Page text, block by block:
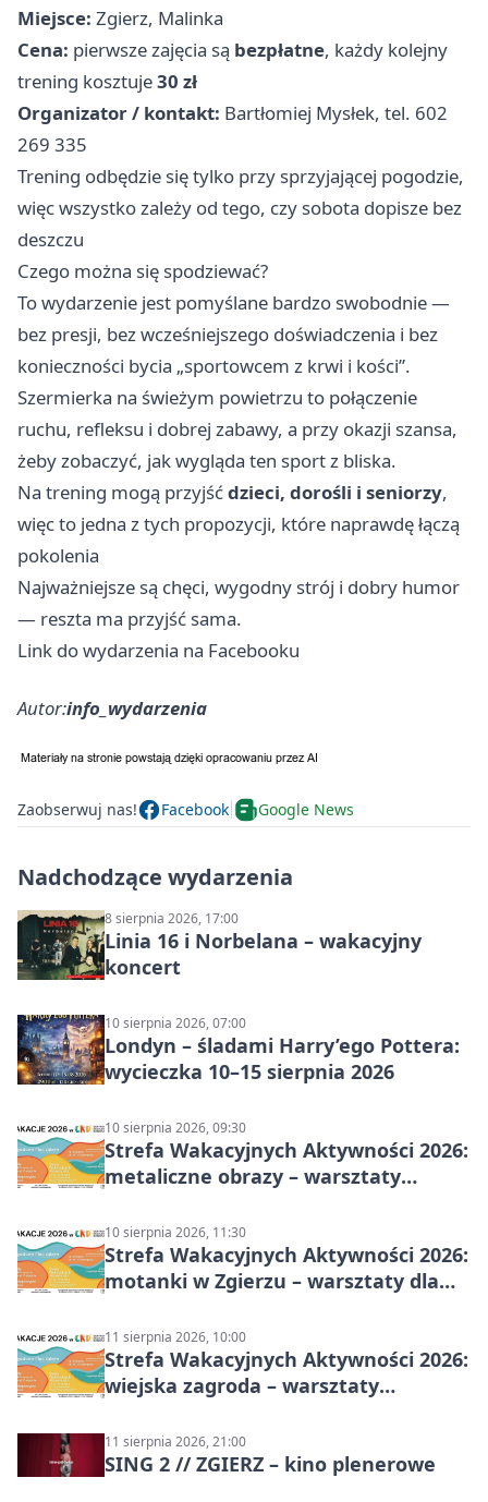
Miejsce: Zgierz, Malinka
Cena: pierwsze zajęcia są bezpłatne, każdy kolejny
trening kosztuje30 zł
Organizator / kontakt: Bartłomiej Mysłek, tel. 602
269 335
Trening odbędzie się tylko przy sprzyjającej pogodzie,
więc wszystko zależy od tego, czy sobota dopisze bez
deszczu
Czego można się spodziewać?
To wydarzenie jest pomyślane bardzo swobodnie —
bez presji, bez wcześniejszego doświadczenia i bez
konieczności bycia „sportowcem z krwi i kości”.
Szermierka na świeżym powietrzu to połączenie
ruchu, refleksu i dobrej zabawy, a przy okazji szansa,
żeby zobaczyć, jak wygląda ten sport z bliska.
Na trening mogą przyjśćdzieci, dorośli i seniorzy,
więc to jedna z tych propozycji, które naprawdę łączą
pokolenia ‍‍‍
Najważniejsze są chęci, wygodny strój i dobry humor
— reszta ma przyjść sama.
Link do wydarzenia na Facebooku
Autor:info_wydarzenia
Zaobserwuj nas! Facebook Google News
Nadchodzące wydarzenia
8 sierpnia 2026, 17:00
Linia 16 i Norbelana – wakacyjny
koncert
10 sierpnia 2026, 07:00
Londyn – śladami Harry’ego Pottera:
wycieczka 10–15 sierpnia 2026
10 sierpnia 2026, 09:30
Strefa Wakacyjnych Aktywności 2026:
metaliczne obrazy – warsztaty
10 sierpnia 2026, 11:30
Strefa Wakacyjnych Aktywności 2026:
motanki w Zgierzu – warsztaty dla
11 sierpnia 2026, 10:00
Strefa Wakacyjnych Aktywności 2026:
wiejska zagroda – warsztaty
11 sierpnia 2026, 21:00
SING 2 // ZGIERZ – kino plenerowe